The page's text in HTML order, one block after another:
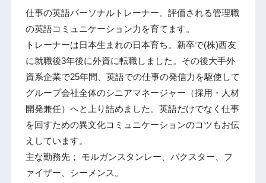
仕事の英語パーソナルトレーナー。評価される管理職
の英語コミュニケーション力を育てます。
トレーナーは日本生まれの日本育ち。新卒で(株)西友
に就職後3年後に外資に転職しました。その後大手外
資系企業で25年間、英語での仕事の発信力を駆使して
グループ会社全体のシニアマネージャー（採用・人材
開発兼任）へと上り詰めました。英語だけでなく仕事
を回すための異文化コミュニケーションのコツもお伝
えしています。
主な勤務先； モルガンスタンレー、バクスター、フ
ァイザー、シーメンス。